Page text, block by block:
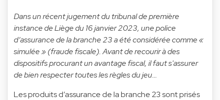
Dans un récent jugement du tribunal de première
instance de Liège du 16 janvier 2023, une police
d’assurance de la branche 23 a été considérée comme «
simulée » (fraude fiscale). Avant de recourir à des
dispositifs procurant un avantage fiscal, il faut s'assurer
de bien respecter toutes les règles du jeu…
Les produits d’assurance de la branche 23 sont prisés